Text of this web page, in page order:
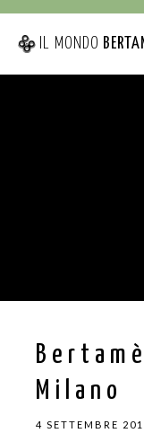
IL MONDO
Milano
4 SETTEMBRE